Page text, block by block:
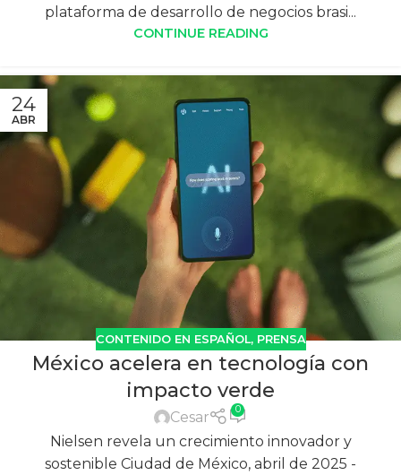
plataforma de desarrollo de negocios brasi...
CONTINUE READING
24
ABR
CONTENIDO EN ESPAÑOL, PRENSA
México acelera en tecnología con
impacto verde
Cesar 0
Nielsen revela un crecimiento innovador y
sostenible Ciudad de México, abril de 2025 -